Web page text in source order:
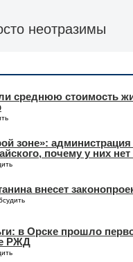
неотразимы
среднюю стоимость
зоне»:
почему у них
внесет
в Орске прошло
РЖД